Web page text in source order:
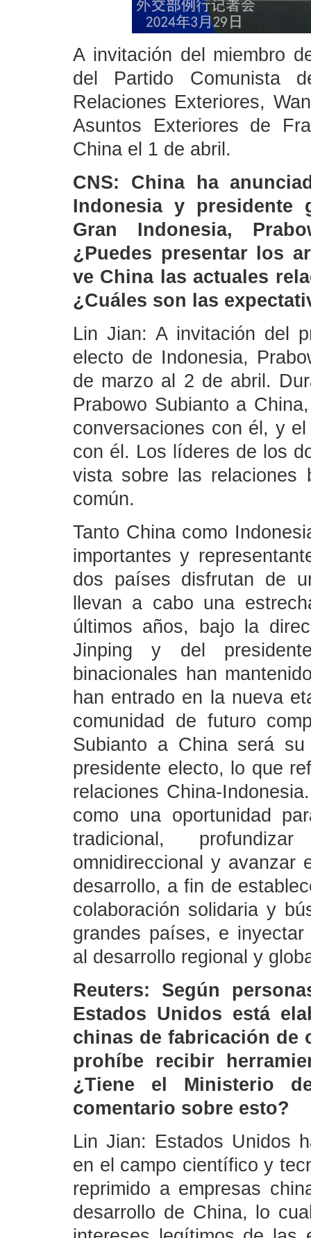
A invitación del miembro
del Partido Comunista
Relaciones Exteriores,
Asuntos Exteriores de
China el 1 de abril.
CNS: China ha
Indonesia y presidente
Gran Indonesia,
¿Puedes presentar los
ve China las actuales
¿Cuáles son las
Lin Jian: A invitación del
electo de Indonesia,
de marzo al 2 de abril.
Prabowo Subianto a
conversaciones con él, y
con él. Los líderes de los
vista sobre las relaciones
común.
Tanto China como
importantes y
dos países disfrutan de
llevan a cabo una
últimos años, bajo la
Jinping y del
binacionales han
han entrado en la nueva
comunidad de futuro
Subianto a China será
presidente electo, lo que
relaciones China-
como una oportunidad
tradicional,
omnidireccional y avanzar
desarrollo, a fin de
colaboración solidaria y
grandes países, e
al desarrollo regional y
Reuters: Según
Estados Unidos está
chinas de fabricación de
prohíbe recibir
¿Tiene el Ministerio
comentario sobre esto?
Lin Jian: Estados Unidos
en el campo científico y
reprimido a empresas
desarrollo de China, lo